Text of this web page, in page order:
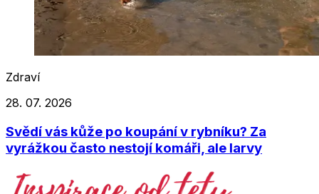
Zdraví
28. 07. 2026
Svědí vás kůže po koupání v rybníku? Za
vyrážkou často nestojí komáři, ale larvy